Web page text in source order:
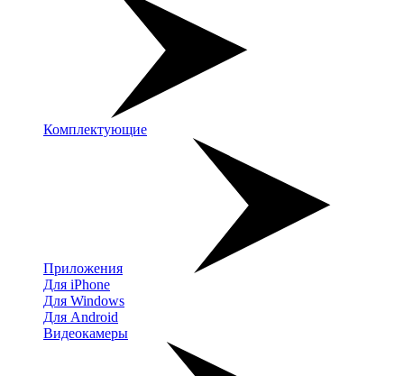
Комплектующие
Приложения
Для iPhone
Для Windows
Для Android
Видеокамеры